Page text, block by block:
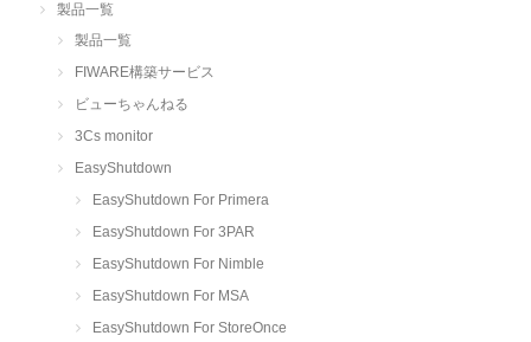
製品一覧
製品一覧
FIWARE構築サービス
ビューちゃんねる
3Cs monitor
EasyShutdown
EasyShutdown For Primera
EasyShutdown For 3PAR
EasyShutdown For Nimble
EasyShutdown For MSA
EasyShutdown For StoreOnce